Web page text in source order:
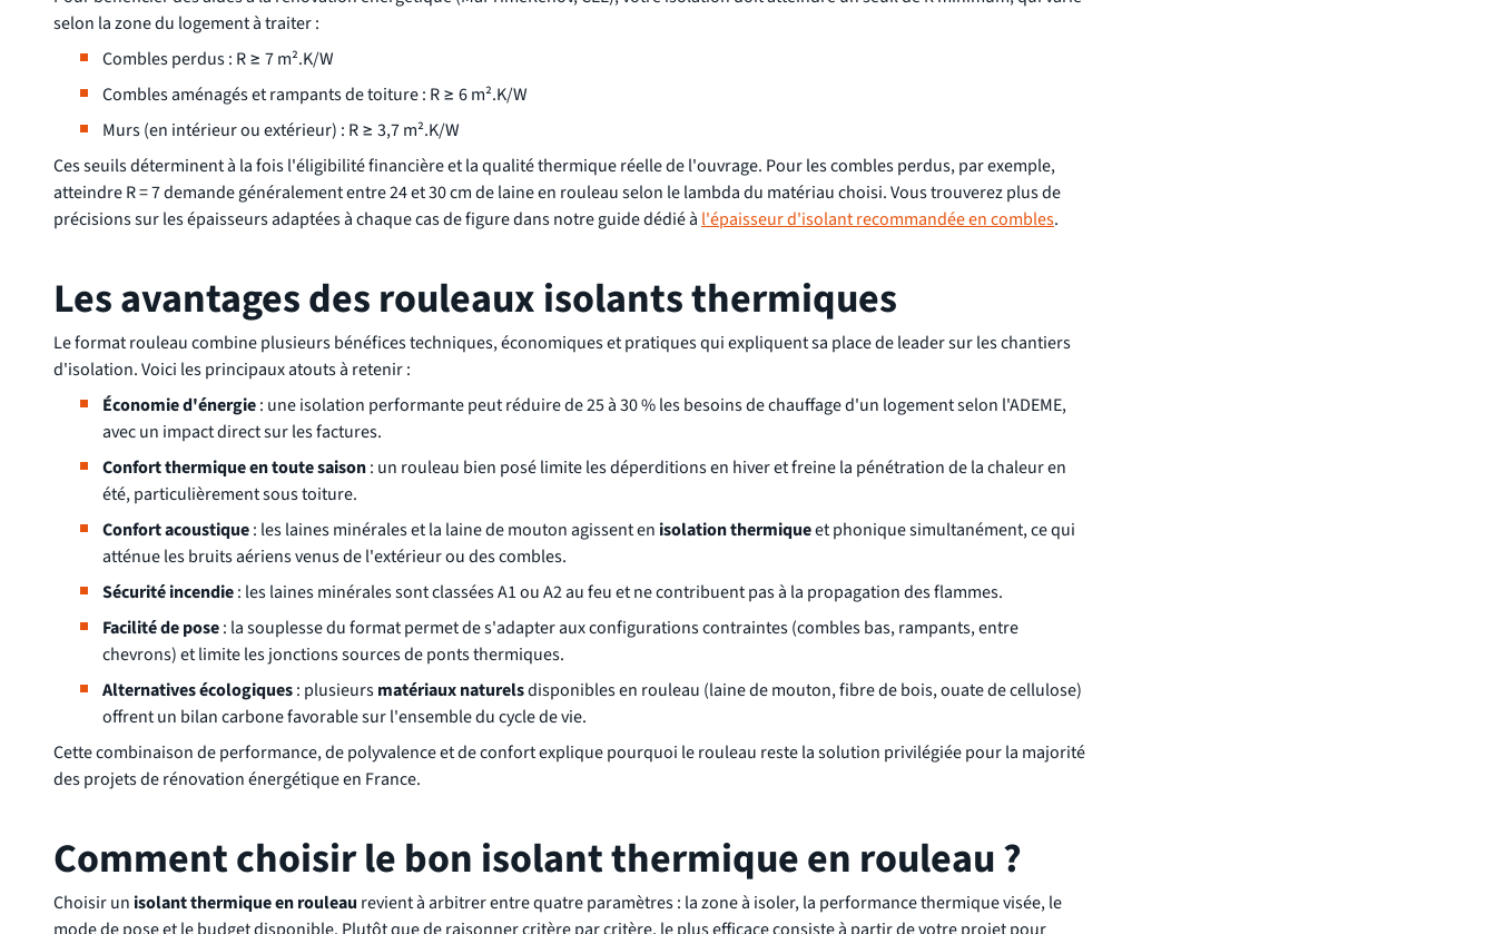
selon la zone du logement à traiter :
Combles perdus : R ≥ 7 m².K/W
Combles aménagés et rampants de toiture : R ≥ 6 m².K/W
Murs (en intérieur ou extérieur) : R ≥ 3,7 m².K/W
Ces seuils déterminent à la fois l'éligibilité financière et la qualité thermique réelle de l'ouvrage. Pour les combles perdus, par exemple,
atteindre R = 7 demande généralement entre 24 et 30 cm de laine en rouleau selon le lambda du matériau choisi. Vous trouverez plus de
précisions sur les épaisseurs adaptées à chaque cas de figure dans notre guide dédié à l'épaisseur d'isolant recommandée en combles.
Les avantages des rouleaux isolants thermiques
Le format rouleau combine plusieurs bénéfices techniques, économiques et pratiques qui expliquent sa place de leader sur les chantiers
d'isolation. Voici les principaux atouts à retenir :
Économie d'énergie: une isolation performante peut réduire de 25 à 30 % les besoins de chauffage d'un logement selon l'ADEME,
avec un impact direct sur les factures.
Confort thermique en toute saison: un rouleau bien posé limite les déperditions en hiver et freine la pénétration de la chaleur en
été, particulièrement sous toiture.
Confort acoustique: les laines minérales et la laine de mouton agissent en isolation thermiqueet phonique simultanément, ce qui
atténue les bruits aériens venus de l'extérieur ou des combles.
Sécurité incendie: les laines minérales sont classées A1 ou A2 au feu et ne contribuent pas à la propagation des flammes.
Facilité de pose: la souplesse du format permet de s'adapter aux configurations contraintes (combles bas, rampants, entre
chevrons) et limite les jonctions sources de ponts thermiques.
Alternatives écologiques: plusieursmatériaux naturelsdisponibles en rouleau (laine de mouton, fibre de bois, ouate de cellulose)
offrent un bilan carbone favorable sur l'ensemble du cycle de vie.
Cette combinaison de performance, de polyvalence et de confort explique pourquoi le rouleau reste la solution privilégiée pour la majorité
des projets de rénovation énergétique en France.
Comment choisir le bon isolant thermique en rouleau ?
Choisir un isolant thermique en rouleau revient à arbitrer entre quatre paramètres : la zone à isoler, la performance thermique visée, le